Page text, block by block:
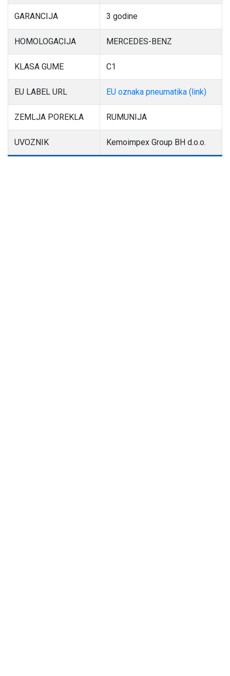
GARANCIJA 3 godine
HOMOLOGACIJA MERCEDES-BENZ
KLASA GUME C1
EU LABEL URL EU oznaka pneumatika (link)
ZEMLJA POREKLA RUMUNIJA
UVOZNIK Kemoimpex Group BH d.o.o.